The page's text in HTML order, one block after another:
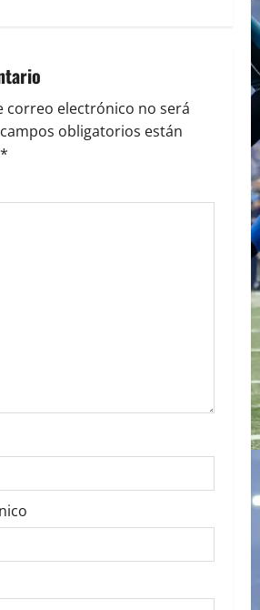
correo electrónico no será
obligatorios están
*